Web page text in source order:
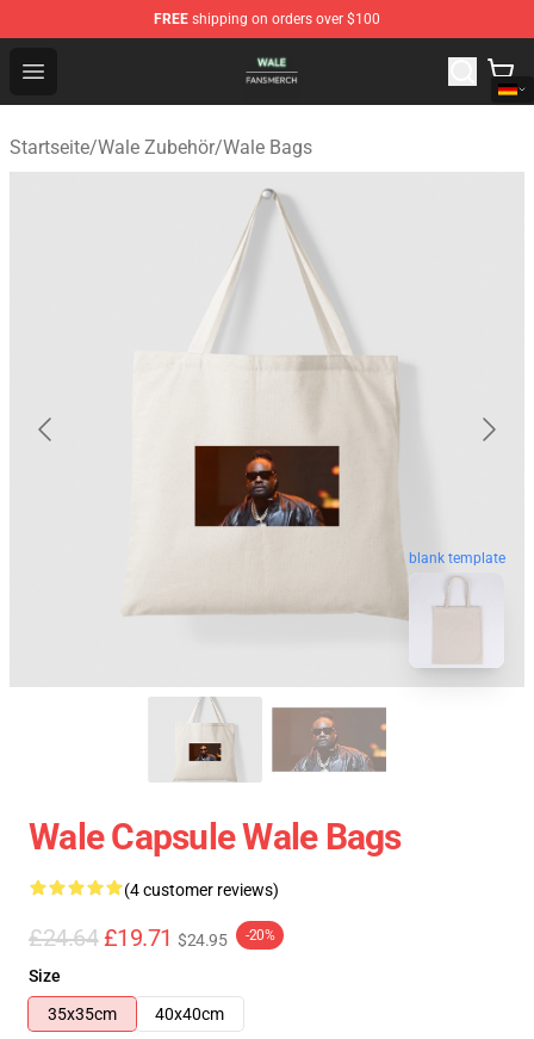
FREE shipping on orders over $100
Open menu
Wale Shop - Official Wale Merchandise Store
Startseite/Wale Zubehör/Wale Bags
blank template
Wale Capsule Wale Bags
(4 customer reviews)
£24.64 £19.71 $24.95 -20%
Size
35x35cm
40x40cm